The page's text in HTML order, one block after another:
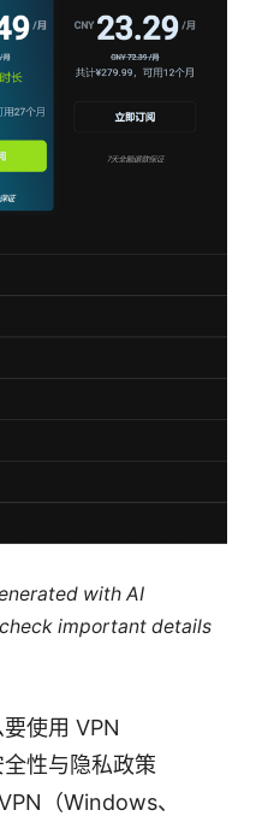
with AI
important details
使用 VPN
性与隐私政策
（Windows、